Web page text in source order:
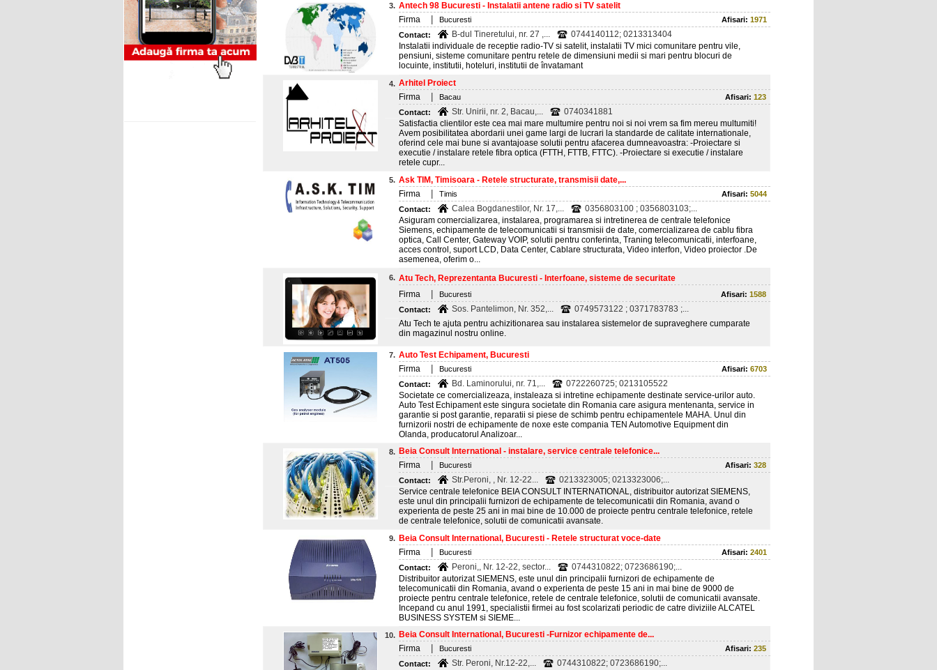
3. Antech 98 Bucuresti - Instalatii antene radio si TV satelit
Firma
Bucuresti Afisari: 1971
Contact:
B-dul Tineretului, nr. 27 ,...
0744140112; 0213313404
Instalatii individuale de receptie radio-TV si satelit, instalatii TV mici comunitare pentru vile,
pensiuni, sisteme comunitare pentru retele de dimensiuni medii si mari pentru blocuri de
locuinte, institutii, hoteluri, institutii de învatamant
4. Arhitel Proiect
Firma
Bacau Afisari: 123
Contact:
Str. Unirii, nr. 2, Bacau,...
0740341881
Satisfactia clientilor este cea mai mare multumire pentru noi si noi vrem sa fim mereu multumiti!
Avem posibilitatea abordarii unei game largi de lucrari la standarde de calitate internationale,
oferind cele mai bune si avantajoase solutii pentru afacerea dumneavoastra: -Proiectare si
executie / instalare retele fibra optica (FTTH, FTTB, FTTC). -Proiectare si executie / instalare
retele cupr...
5. Ask TIM, Timisoara - Retele structurate, transmisii date,...
Firma
Timis Afisari: 5044
Contact:
Calea Bogdanestilor, Nr. 17,...
0356803100 ; 0356803103;...
Asiguram comercializarea, instalarea, programarea si intretinerea de centrale telefonice
Siemens, echipamente de telecomunicatii si transmisii de date, comercializarea de cablu fibra
optica, Call Center, Gateway VOIP, solutii pentru conferinta, Traning telecomunicatii, interfoane,
acces control, suport LCD, Data Center, Cablare structurata, Video interfon, Video proiector .De
asemenea, oferim o...
6. Atu Tech, Reprezentanta Bucuresti - Interfoane, sisteme de securitate
Firma
Bucuresti Afisari: 1588
Contact:
Sos. Pantelimon, Nr. 352,...
0749573122 ; 0371783783 ;...
Atu Tech te ajuta pentru achizitionarea sau instalarea sistemelor de supraveghere cumparate
din magazinul nostru online.
7. Auto Test Echipament, Bucuresti
Firma
Bucuresti Afisari: 6703
Contact:
Bd. Laminorului, nr. 71,...
0722260725; 0213105522
Societate ce comercializeaza, instaleaza si intretine echipamente destinate service-urilor auto.
Auto Test Echipament este singura societate din Romania care asigura mentenanta, service in
garantie si post garantie, reparatii si piese de schimb pentru echipamentele MAHA. Unul din
furnizorii nostri de echipamente de noxe este compania TEN Automotive Equipment din
Olanda, producatorul Analizoar...
8. Beia Consult International - instalare, service centrale telefonice...
Firma
Bucuresti Afisari: 328
Contact:
Str.Peroni, , Nr. 12-22...
0213323005; 0213323006;...
Service centrale telefonice BEIA CONSULT INTERNATIONAL, distribuitor autorizat SIEMENS,
este unul din principalii furnizori de echipamente de telecomunicatii din Romania, avand o
experienta de peste 25 ani in mai bine de 10.000 de proiecte pentru centrale telefonice, retele
de centrale telefonice, solutii de comunicatii avansate.
9. Beia Consult International, Bucuresti - Retele structurat voce-date
Firma
Bucuresti Afisari: 2401
Contact:
Peroni,, Nr. 12-22, sector...
0744310822; 0723686190;...
Distribuitor autorizat SIEMENS, este unul din principalii furnizori de echipamente de
telecomunicatii din Romania, avand o experienta de peste 15 ani in mai bine de 9000 de
proiecte pentru centrale telefonice, retele de centrale telefonice, solutii de comunicatii avansate.
Incepand cu anul 1991, specialistii firmei au fost scolarizati periodic de catre diviziile ALCATEL
BUSINESS SYSTEM si SIEME...
10. Beia Consult International, Bucuresti -Furnizor echipamente de...
Firma
Bucuresti Afisari: 235
Contact:
Str. Peroni, Nr.12-22,...
0744310822; 0723686190;...